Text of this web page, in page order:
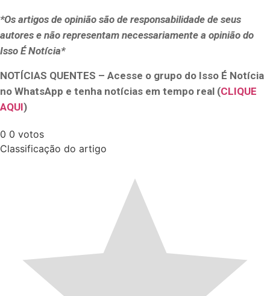
*Os artigos de opinião são de responsabilidade de seus
autores e não representam necessariamente a opinião do
Isso É Notícia*
NOTÍCIAS QUENTES – Acesse o grupo do Isso É Notícia
no WhatsApp e tenha notícias em tempo real (CLIQUE
AQUI)
0 0 votos
Classificação do artigo